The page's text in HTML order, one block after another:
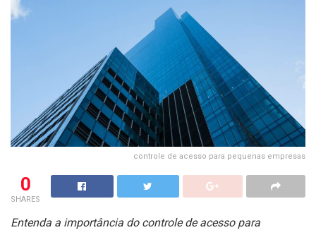
controle de acesso para pequenas empresas
0
SHARES
Entenda a importância do controle de acesso para